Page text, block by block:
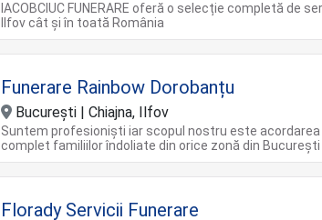
IACOBCIUC FUNERARE oferă o selecție completă de
Ilfov cât și în toată România
Funerare Rainbow Dorobanțu
București | Chiajna, Ilfov
Suntem profesioniști iar scopul nostru este acordarea
complet familiilor îndoliate din orice zonă din București
Florady Servicii Funerare